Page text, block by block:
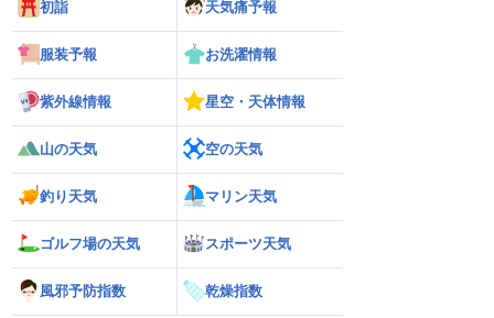
初詣 天気痛予報
服装予報 お洗濯情報
紫外線情報 星空・天体情報
山の天気 空の天気
釣り天気 マリン天気
ゴルフ場の天気 スポーツ天気
風邪予防指数 乾燥指数